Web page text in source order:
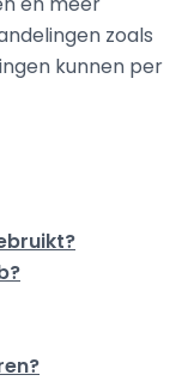
zoals
kunnen per